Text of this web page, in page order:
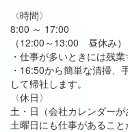
〈時間〉
8:00 ～ 17:00
（12:00～13:00 昼休み）
・仕事が多いときには残
・16:50から簡単な清掃、
して帰社します。
〈休日〉
土・日（会社カレンダーが
土曜日にも仕事があること